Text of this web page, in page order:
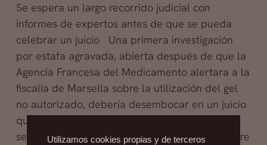
Se espera un largo recorrido judicial con
informes de expertos antes de que se pueda
celebrar un juicio Una primera investigación
por estafa agravada, abierta después de que la
Agencia Francesa del Medicamento alertara a la
fiscalía de Marsella sobre la utilización del gel
no autorizado, debería desembocar en un juicio
que se celebraría antes de finales de año. La
segunda causa abierta a principios de diciembre
Utilizamos cookies propias y de terceros